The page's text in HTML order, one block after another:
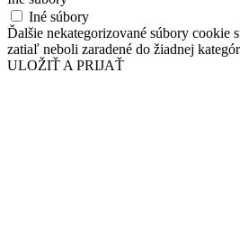
Iné súbory
Ďalšie nekategorizované súbory cookie
zatiaľ neboli zaradené do žiadnej
ULOŽIŤ A PRIJAŤ